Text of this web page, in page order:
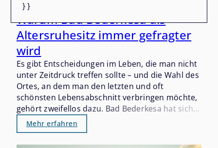
02.08.2026
Warum Bad Bederkesa als
Altersruhesitz immer gefragter
wird
Es gibt Entscheidungen im Leben, die man nicht
unter Zeitdruck treffen sollte – und die Wahl des
Ortes, an dem man den letzten und oft
schönsten Lebensabschnitt verbringen möchte,
gehört zweifellos dazu. Bad Bederkesa hat sich
in den vergangenen Jahren still und beständig
als einer der gefragtesten Altersruhesitze im
Landkreis Cuxhaven etabliert. Wer einmal hier
Mehr erfahren
} }